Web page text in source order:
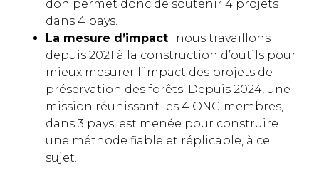
don permet donc de soutenir 4 projets
dans 4 pays.
La mesure d’impact : nous travaillons
depuis 2021 à la construction d’outils pour
mieux mesurer l’impact des projets de
préservation des forêts. Depuis 2024, une
mission réunissant les 4 ONG membres,
dans 3 pays, est menée pour construire
une méthode fiable et réplicable, à ce
sujet.